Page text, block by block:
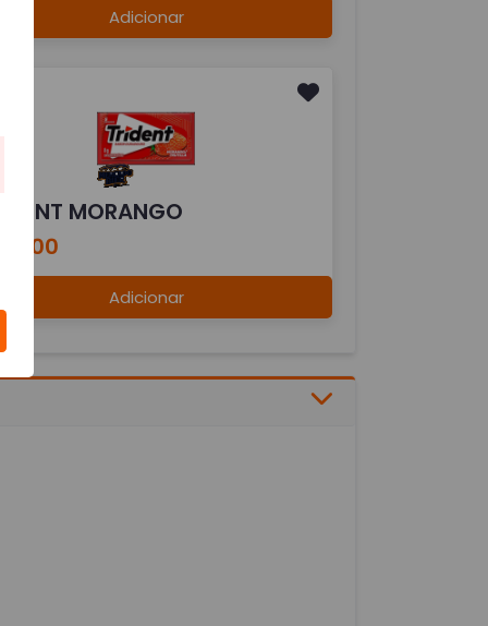
Adicionar
MORANGO
4,00
Adicionar